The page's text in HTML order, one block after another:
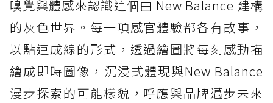
嗅覺與體感來認識這個由 New Balance 建構
的灰色世界。每一項感官體驗都各有故事，
以點連成線的形式，透過繪圖將每刻感動描
繪成即時圖像，沉浸式體現與New Balance
漫步探索的可能樣貌，呼應與品牌邁步未來